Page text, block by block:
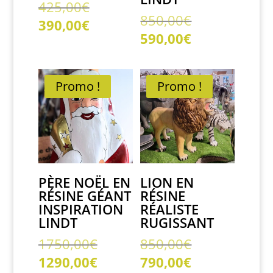
425,00€Le
prix
425,00€.
390,00€Le
est :
390,00€.
850,00€Le
prix
était :
850,00€.
590,00€Le
actuel
est :
590,00€.
Promo !
PÈRE NOËL EN
RÉSINE GÉANT
INSPIRATION
LINDT
1750,00€Le
prix
1290,00€Le
Promo !
LION EN
RÉSINE
RÉALISTE
RUGISSANT
850,00€Le
prix
790,00€Le